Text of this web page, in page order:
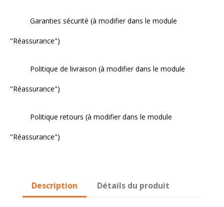
Garanties sécurité (à modifier dans le module
"Réassurance")
Politique de livraison (à modifier dans le module
"Réassurance")
Politique retours (à modifier dans le module
"Réassurance")
Description Détails du produit